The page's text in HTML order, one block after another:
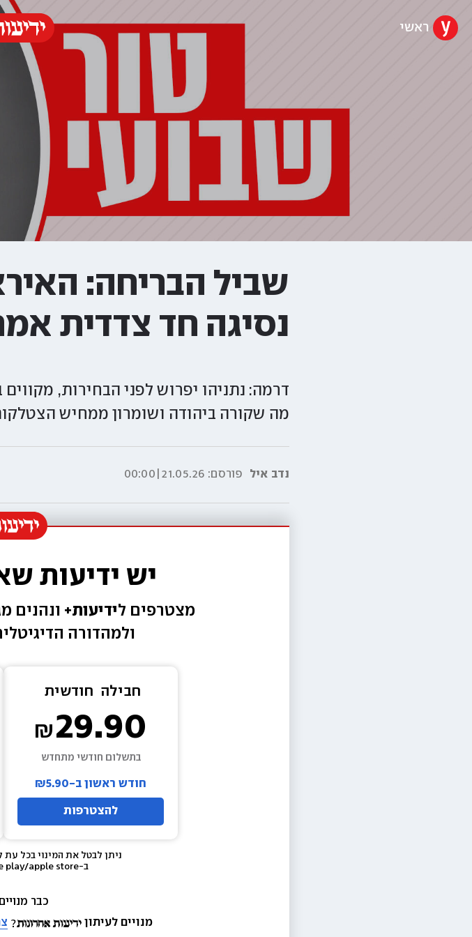
ראשי
שביל הבריחה:
נסיגה חד צדדית
דרמה: נתניהו יפרוש לפני הבחירות,
מה שקורה ביהודה ושומרון ממחיש
נדב איל פורסם: 21.05.26|00:00
יש ידיעות
מצטרפים לידיעות+ ונהנים
ולמהדורה
חבילה חודשית
29.90
בתשלום חודשי מתחדש
חודש ראשון ב-₪5.90
להצטרפות
ניתן לבטל את המינוי בכל עת
כבר
מנויים לעיתון